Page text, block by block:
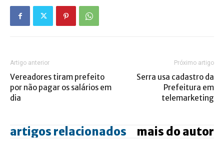
Artigo anterior
Vereadores tiram prefeito
por não pagar os salários em
dia
Próximo artigo
Serra usa cadastro da
Prefeitura em
telemarketing
artigos relacionados mais do autor